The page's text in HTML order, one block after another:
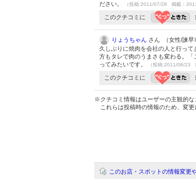
ださい。
（投稿:2011/07/28 掲載：
このクチコミに
りょうちゃん さん （女性/諫早
久しぶりに焼肉を会社の人と行っ
方もタレで肉のうまさも変わる。
ってみたいです。
（投稿:2011/06/23
このクチコミに
※クチコミ情報はユーザーの主観的な
これらは投稿時の情報のため、変
このお店・スポットの情報変更